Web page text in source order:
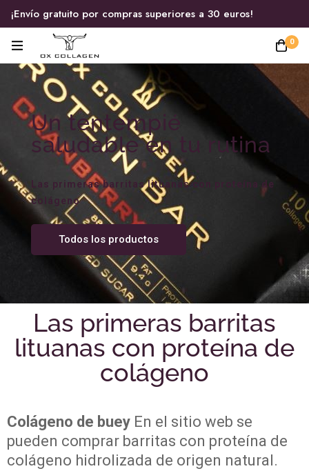
¡Envío gratuito por compras superiores a 30 euros!
0
Un tentempié
saludable en tu rutina
Las primeras barritas lituanas con proteína de
colágeno
Todos los productos
Las primeras barritas
lituanas con proteína de
colágeno
Colágeno de buey En el sitio web se
pueden comprar barritas con proteína de
colágeno hidrolizada de origen natural.